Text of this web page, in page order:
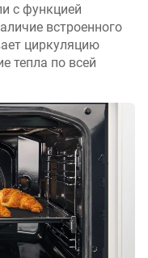
с функцией
встроенного
циркуляцию
тепла по всей